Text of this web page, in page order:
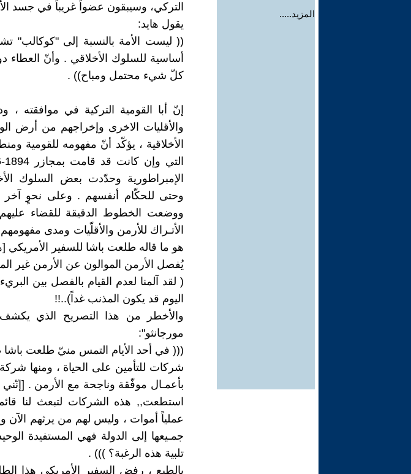
المزيد.....
التركي، وسيبقون عضواً غريباً في جسد
يقول هايد:
(( ليست الأمة بالنسبة إلى "كوكالب"
أساسية للسلوك الأخلاقي . وأنّ العطاء
كلّ شيء محتمل ومباح)) .
إنّ أبا القومية التركية في موافقته
والأقليات الاخرى وإخراجهم من أرض
الأخلاقية ، يؤكّد أنّ مفهومه للقومية
الإمبراطورية وحدّدت بعض السلوك
وحتى للحكّام أنفسهم . وعلى نحوٍ آخر
ووضعت الخطوط الدقيقة للقضاء
الأتـراك للأرمن والأقلّيات ومدى
هو ما قاله طلعت باشا للسفير الأمريكي
يُفصل الأرمن الموالون عن الأرمن غير
( لقد آلمنا لعدم القيام بالفصل بين
اليوم قد يكون المذنب غداً)..!!
والأخطر من هذا التصريح الذي
مورجانثو":
((( في أحد الأيام التمس منيّ طلعت
شركات للتأمين على الحياة ، ومنها
بأعمـال موفّقة وناجحة مع الأرمن .
استطعت,, هذه الشركات لتبعث لنا
عملياً أموات ، وليس لهم من يرثهم الآن
جمـيعها إلى الدولة فهي المستفيدة
تلبية هذه الرغبة؟ ))) .
بالطبع ، رفض السفير الأمريكي هذا